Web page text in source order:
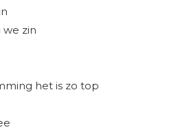
zin
het is zo top